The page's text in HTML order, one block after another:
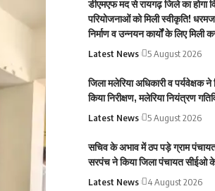
डीएमएफ मद से रायगढ़ जिले का
परियोजनाओं को मिली स्वीकृति!
निर्माण व उन्नयन कार्यों के लिए मिली
Latest News 5 August 2026
जिला मलेरिया अधिकारी व पर्यवेक्षक
किया निरीक्षण, मलेरिया नियंत्रण
Latest News 5 August 2026
सचिव के अभाव में ठप पड़े ग्राम पंचायत
सरपंच ने किया जिला पंचायत
Latest News 4 August 2026